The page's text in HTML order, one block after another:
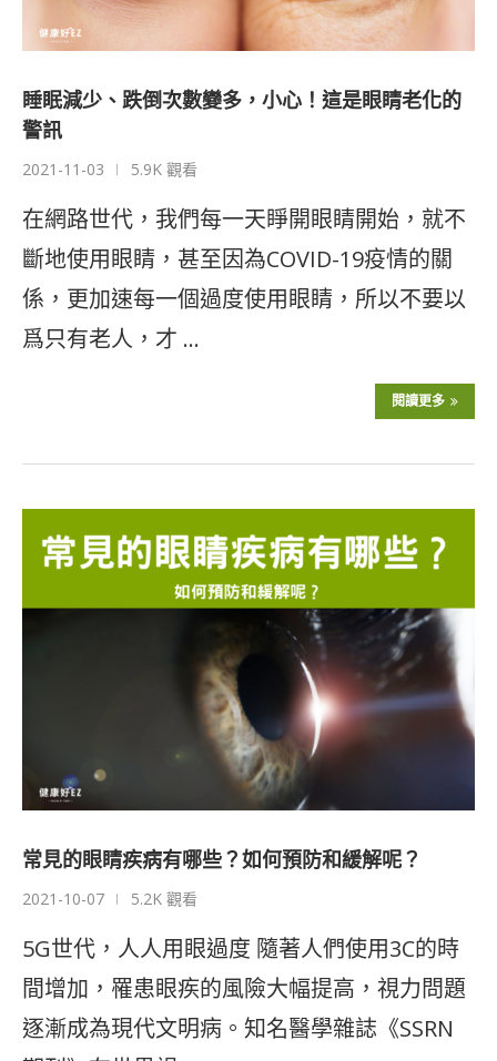
睡眠減少、跌倒次數變多，小心！這是眼睛老化的
警訊
2021-11-03 5.9K 觀看
在網路世代，我們每一天睜開眼睛開始，就不
斷地使用眼睛，甚至因為COVID-19疫情的關
係，更加速每一個過度使用眼睛，所以不要以
爲只有老人，才 …
閱讀更多
常見的眼睛疾病有哪些？如何預防和緩解呢？
2021-10-07 5.2K 觀看
5G世代，人人用眼過度 隨著人們使用3C的時
間增加，罹患眼疾的風險大幅提高，視力問題
逐漸成為現代文明病。知名醫學雜誌《SSRN